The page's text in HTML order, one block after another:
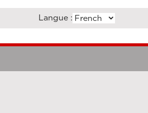
Consultancy
Langue :